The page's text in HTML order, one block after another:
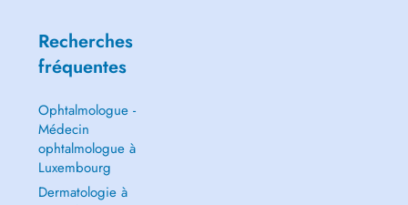
Recherches
fréquentes
Ophtalmologue -
Médecin
ophtalmologue à
Luxembourg
Dermatologie à